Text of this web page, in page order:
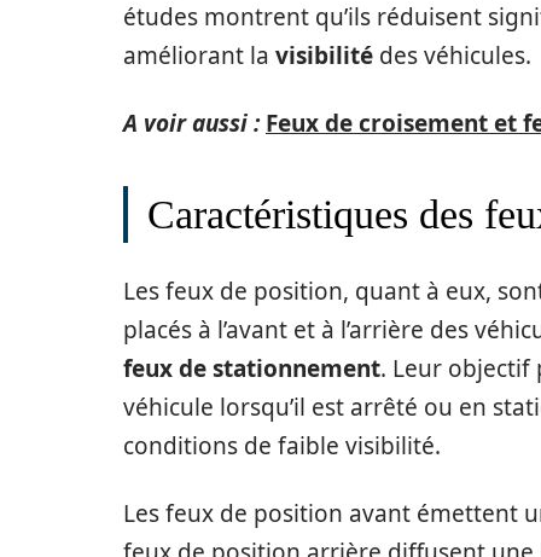
études montrent qu’ils réduisent
améliorant la visibilité des véhicules.
A voir aussi : Feux de croisement et
Caractéristiques des
Les feux de position, quant à eux,
placés à l’avant et à l’arrière des
feux de stationnement. Leur objectif
véhicule lorsqu’il est arrêté ou en
conditions de faible visibilité.
Les feux de position avant émettent